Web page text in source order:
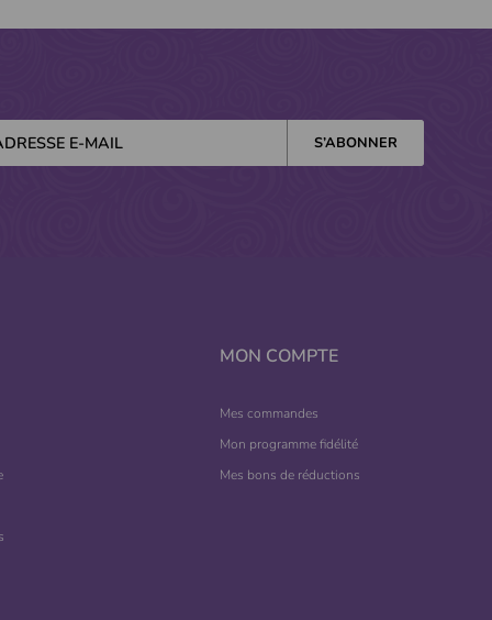
MON COMPTE
Mes commandes
Mon programme fidélité
Mes bons de réductions